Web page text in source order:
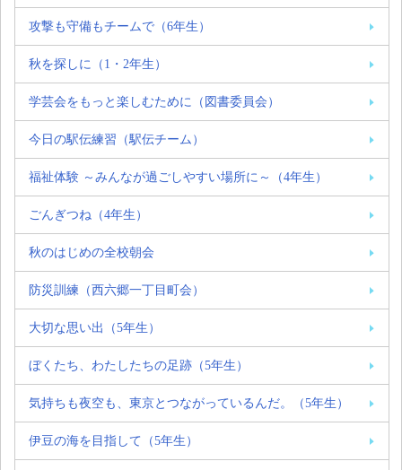
攻撃も守備もチームで（6年生）
秋を探しに（1・2年生）
学芸会をもっと楽しむために（図書委員会）
今日の駅伝練習（駅伝チーム）
福祉体験 ～みんなが過ごしやすい場所に～（4年生）
ごんぎつね（4年生）
秋のはじめの全校朝会
防災訓練（西六郷一丁目町会）
大切な思い出（5年生）
ぼくたち、わたしたちの足跡（5年生）
気持ちも夜空も、東京とつながっているんだ。（5年生）
伊豆の海を目指して（5年生）